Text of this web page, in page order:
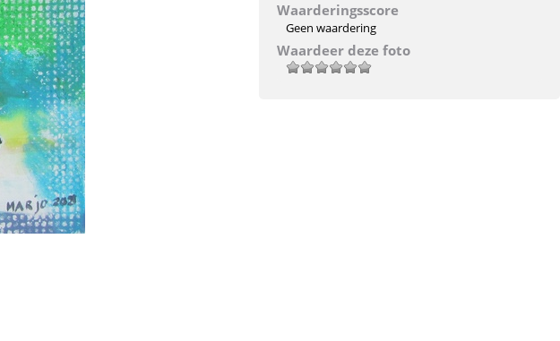
Waarderingsscore
Geen waardering
Waardeer deze foto